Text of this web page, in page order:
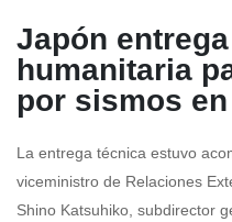
Japón
humanitaria
por sismos
La entrega técnica estuvo
viceministro de Relaciones
Shino Katsuhiko, subdirector